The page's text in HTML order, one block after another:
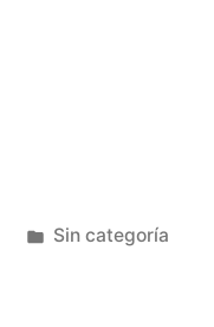
Publicada
Sin categoría